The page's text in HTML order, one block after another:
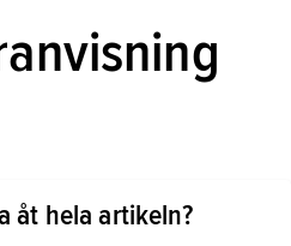
åt hela artikeln?